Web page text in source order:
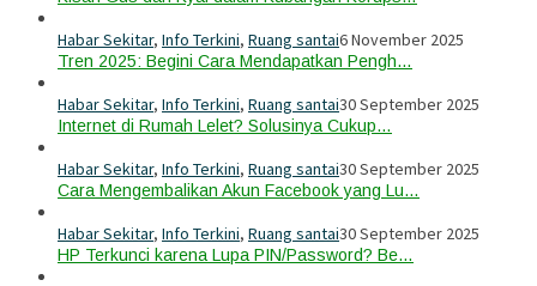
Habar Sekitar, Info Terkini, Ruang santai6 November 2025
Tren 2025: Begini Cara Mendapatkan Pengh…
Habar Sekitar, Info Terkini, Ruang santai30 September 2025
Internet di Rumah Lelet? Solusinya Cukup…
Habar Sekitar, Info Terkini, Ruang santai30 September 2025
Cara Mengembalikan Akun Facebook yang Lu…
Habar Sekitar, Info Terkini, Ruang santai30 September 2025
HP Terkunci karena Lupa PIN/Password? Be…